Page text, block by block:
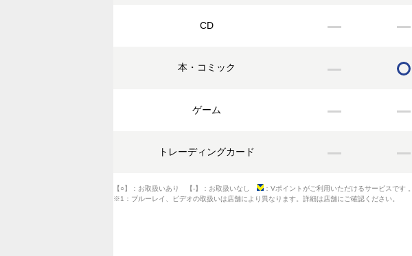
CD
本・コミック
ゲーム
トレーディングカード
【○】：お取扱いあり 【-】：お取扱いなし
：Vポイントがご利用いただけるサービスです 。
※1：ブルーレイ、ビデオの取扱いは店舗により異なります。詳細は店舗にご確認ください。